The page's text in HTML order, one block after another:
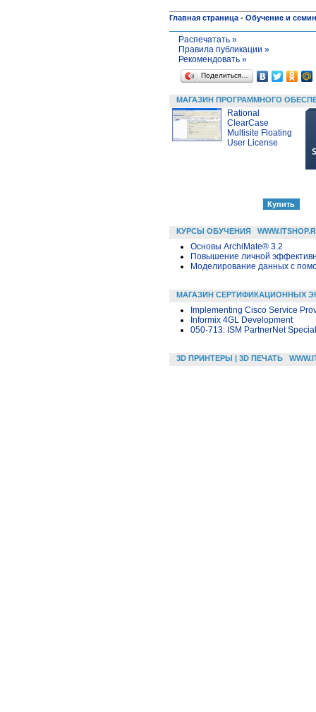
Главная страница - Обучение и
Распечатать »
Правила публикации »
Рекомендовать »
Поделиться…
МАГАЗИН ПРОГРАММНОГО
Rational
ClearCase
Multisite Floating
User License
КУРСЫ ОБУЧЕНИЯ
Основы ArchiMate® 3.2
Повышение личной
Моделирование данных с
МАГАЗИН СЕРТИФИКАЦИОННЫХ
Implementing Cisco Service
Informix 4GL Development
050-713: ISM PartnerNet
3D ПРИНТЕРЫ | 3D ПЕЧАТЬ